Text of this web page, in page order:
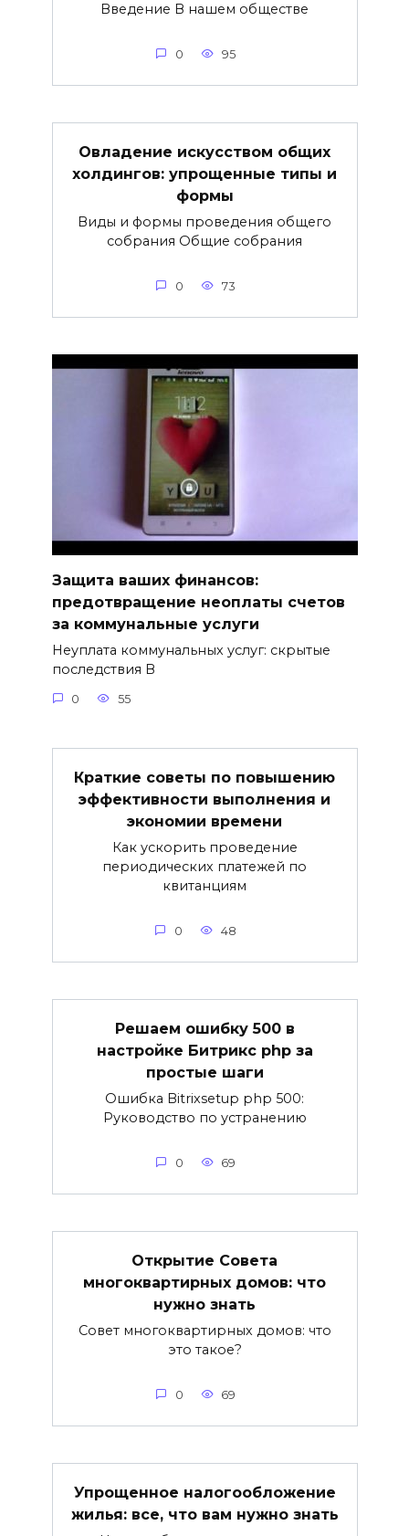
Введение В нашем обществе
0 95
Овладение искусством общих
холдингов: упрощенные типы и
формы
Виды и формы проведения общего
собрания Общие собрания
0 73
Защита ваших финансов:
предотвращение неоплаты счетов
за коммунальные услуги
Неуплата коммунальных услуг: скрытые
последствия В
0 55
Краткие советы по повышению
эффективности выполнения и
экономии времени
Как ускорить проведение
периодических платежей по
квитанциям
0 48
Решаем ошибку 500 в
настройке Битрикс php за
простые шаги
Ошибка Bitrixsetup php 500:
Руководство по устранению
0 69
Открытие Совета
многоквартирных домов: что
нужно знать
Совет многоквартирных домов: что
это такое?
0 69
Упрощенное налогообложение
жилья: все, что вам нужно знать